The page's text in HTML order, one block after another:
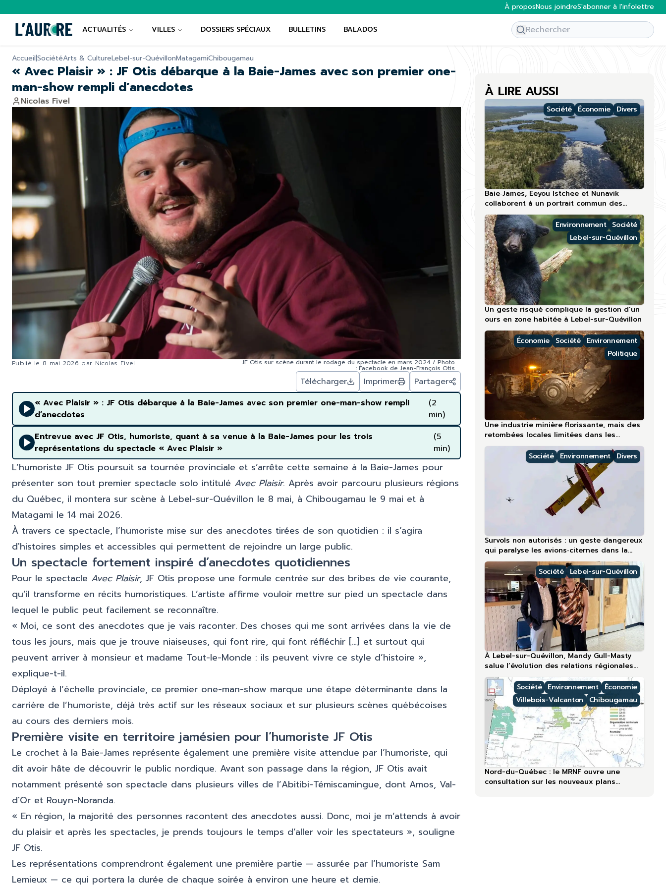
À proposNous joindreS'abonner à l'infolettre
ACTUALITÉS VILLES DOSSIERS SPÉCIAUX BULLETINS BALADOS
Accueil|SociétéArts & CultureLebel-sur-QuévillonMatagamiChibougamau
« Avec Plaisir » : JF Otis débarque à la Baie-James avec son premier one-
man-show rempli d’anecdotes
Nicolas Fivel
Publié le 8 mai 2026 par Nicolas Fivel JF Otis sur scène durant le rodage du spectacle en mars 2024 / Photo
: Facebook de Jean-François Otis
Télécharger Imprimer
Partager
« Avec Plaisir » : JF Otis débarque à la Baie-James avec son premier one-man-show rempli
d’anecdotes
(2
min)
Entrevue avec JF Otis, humoriste, quant à sa venue à la Baie-James pour les trois
représentations du spectacle « Avec Plaisir »
(5
min)
L’humoriste JF Otis poursuit sa tournée provinciale et s’arrête cette semaine à la Baie-James pour
présenter son tout premier spectacle solo intitulé Avec Plaisir. Après avoir parcouru plusieurs régions
du Québec, il montera sur scène à Lebel-sur-Quévillon le 8 mai, à Chibougamau le 9 mai et à
Matagami le 14 mai 2026.
À travers ce spectacle, l’humoriste mise sur des anecdotes tirées de son quotidien : il s’agira
d'histoires simples et accessibles qui permettent de rejoindre un large public.
Un spectacle fortement inspiré d’anecdotes quotidiennes
Pour le spectacle Avec Plaisir, JF Otis propose une formule centrée sur des bribes de vie courante,
qu’il transforme en récits humoristiques. L’artiste affirme vouloir mettre sur pied un spectacle dans
lequel le public peut facilement se reconnaître.
« Moi, ce sont des anecdotes que je vais raconter. Des choses qui me sont arrivées dans la vie de
tous les jours, mais que je trouve niaiseuses, qui font rire, qui font réfléchir […] et surtout qui
peuvent arriver à monsieur et madame Tout-le-Monde : ils peuvent vivre ce style d’histoire »,
explique-t-il.
Déployé à l’échelle provinciale, ce premier one-man-show marque une étape déterminante dans la
carrière de l’humoriste, déjà très actif sur les réseaux sociaux et sur plusieurs scènes québécoises
au cours des derniers mois.
Première visite en territoire jamésien pour l’humoriste JF Otis
Le crochet à la Baie-James représente également une première visite attendue par l’humoriste, qui
dit avoir hâte de découvrir le public nordique. Avant son passage dans la région, JF Otis avait
notamment présenté son spectacle dans plusieurs villes de l’Abitibi-Témiscamingue, dont Amos, Val-
d'Or et Rouyn-Noranda.
« En région, la majorité des personnes racontent des anecdotes aussi. Donc, moi je m’attends à avoir
du plaisir et après les spectacles, je prends toujours le temps d’aller voir les spectateurs », souligne
JF Otis.
Les représentations comprendront également une première partie — assurée par l’humoriste Sam
Lemieux — ce qui portera la durée de chaque soirée à environ une heure et demie.
À LIRE AUSSI
Société Économie Divers
Baie‑James, Eeyou Istchee et Nunavik
collaborent à un portrait commun des
compétences touristiques
Environnement Société
Lebel-sur-Quévillon
Un geste risqué complique la gestion d’un
ours en zone habitée à Lebel-sur-Quévillon
Économie Société
Environnement
Politique
Une industrie minière florissante, mais des
retombées locales limitées dans les
régions nordiques
Société
Environnement Divers
Survols non autorisés : un geste dangereux
qui paralyse les avions‑citernes dans la
région la plus touchée en 2026
Société
Lebel-sur-Quévillon
À Lebel-sur-Quévillon, Mandy Gull-Masty
salue l’évolution des relations régionales
lors du 60ᵉ anniversaire
Société
Environnement
Économie
Villebois-Valcanton
Chibougamau
Nord-du-Québec : le MRNF ouvre une
consultation sur les nouveaux plans